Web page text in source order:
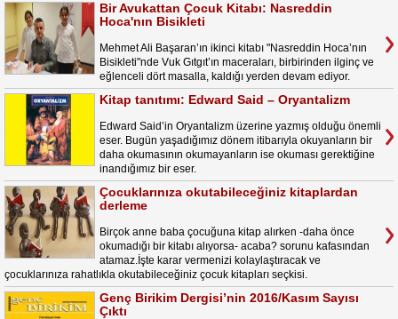
Bir Avukattan Çocuk Kitabı: Nasreddin
Hoca'nın Bisikleti
Mehmet Ali Başaran’ın ikinci kitabı "Nasreddin Hoca’nın
Bisikleti"nde Vuk Gıtgıt’ın maceraları, birbirinden ilginç ve
eğlenceli dört masalla, kaldığı yerden devam ediyor.
Kitap tanıtımı: Edward Said – Oryantalizm
Edward Said’in Oryantalizm üzerine yazmış olduğu önemli
eser. Bugün yaşadığımız dönem itibarıyla okuyanların bir
daha okumasının okumayanların ise okuması gerektiğine
inandığımız bir eser.
Çocuklarınıza okutabileceğiniz kitaplardan
derleme
Birçok anne baba çocuğuna kitap alırken -daha önce
okumadığı bir kitabı alıyorsa- acaba? sorunu kafasından
atamaz.İşte karar vermenizi kolaylaştıracak ve
çocuklarınıza rahatlıkla okutabileceğiniz çocuk kitapları seçkisi.
Genç Birikim Dergisi’nin 2016/Kasım Sayısı
Çıktı